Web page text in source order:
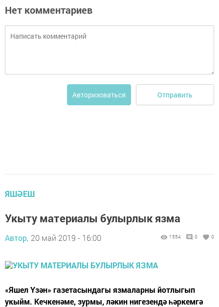
Нет комментариев
Авторизоваться Отправить
ЯШӘЕШ
Укыту материалы булырлык язма
Автор, 20 май 2019 - 16:00 1554 0 0
«Яшел Үзән» газетасындагы язмаларны йотлыгып
укыйм. Кечкенәме, зурмы, ләкин нигезендә һәркемгә